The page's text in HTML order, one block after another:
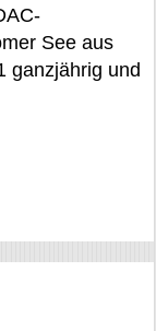
See aus
ganzjährig und